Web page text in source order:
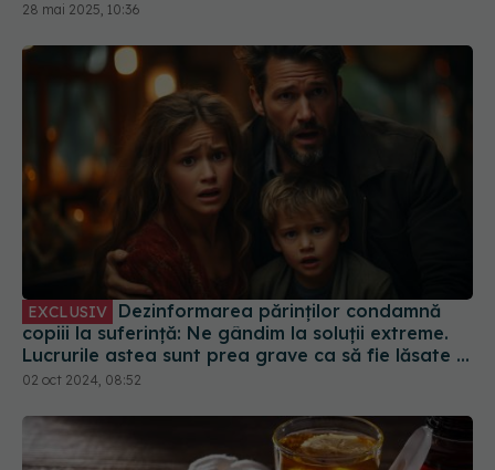
28 mai 2025, 10:36
EXCLUSIV
copiii la suferință: Ne gândim la soluții extreme.
Lucrurile astea sunt prea grave ca să fie lăsate la
decizia unor părinți care trăiesc într-o lume
02 oct 2024, 08:52